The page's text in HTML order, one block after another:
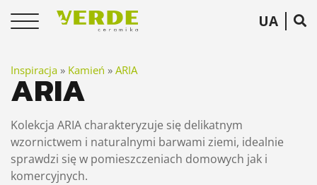
UA
ARIA
Inspiracja » Kamień » ARIA
Kolekcja ARIA charakteryzuje się delikatnym
wzornictwem i naturalnymi barwami ziemi, idealnie
sprawdzi się w pomieszczeniach domowych jak i
komercyjnych.